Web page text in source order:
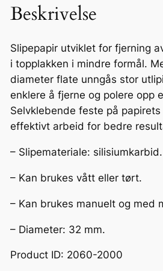
a
i
r
f
o
r
t
p
k
P
Beskrivelse
Slipepapir utviklet for fjerning
i topplakken i mindre formål.
diameter flate unngås stor
enklere å fjerne og polere opp
Selvklebende feste på
effektivt arbeid for bedre
– Slipemateriale: silisiumkarbid.
– Kan brukes vått eller tørt.
– Kan brukes manuelt og med
– Diameter: 32 mm.
Product ID: 2060-2000